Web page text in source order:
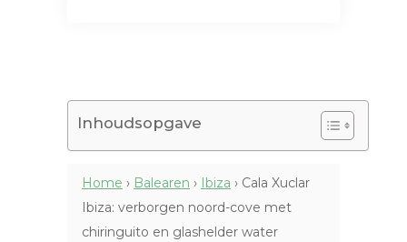
Inhoudsopgave
Home › Balearen › Ibiza › Cala Xuclar
Ibiza: verborgen noord-cove met
chiringuito en glashelder water